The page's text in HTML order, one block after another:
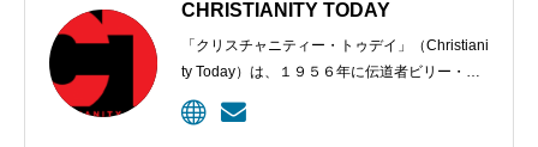
CHRISTIANITY TODAY
「クリスチャニティー・トゥデイ」（Christiani
ty Today）は、１９５６年に伝道者ビリー・グ
ラハムと編集長カール・ヘンリーにより創刊さ
れた、クリスチャンのための定期刊行物。９６